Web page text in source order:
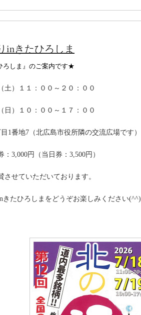
きたひろしま
ろしま』のご案内です★
）１１：００～２０：００
０：００～１７：００
地7（北広島市役所隣の交流広場です）
3,000円（当日券：3,500円）
せていただいております。
たひろしまをどうぞお楽しみください(^^)